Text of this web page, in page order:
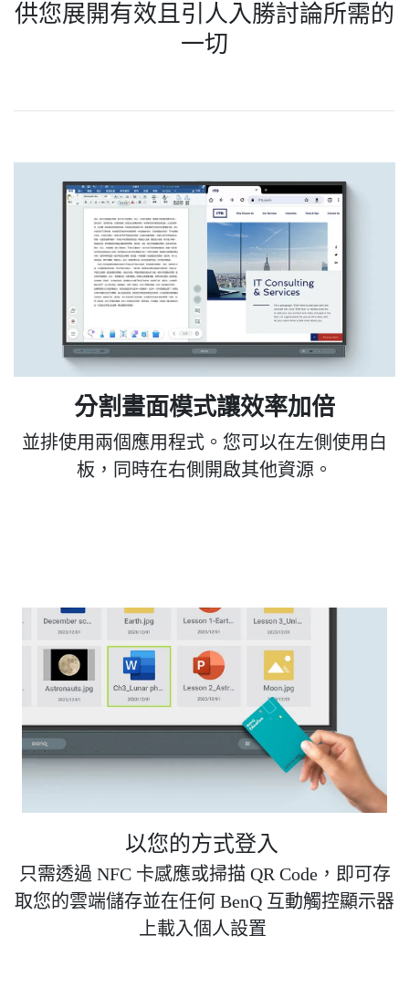
供您展開有效且引人入勝討論所需的
一切
分割畫面模式讓效率加倍
並排使用兩個應用程式。您可以在左側使用白
板，同時在右側開啟其他資源。
以您的方式登入
只需透過 NFC 卡感應或掃描 QR Code，即可存
取您的雲端儲存並在任何 BenQ 互動觸控顯示器
上載入個人設置